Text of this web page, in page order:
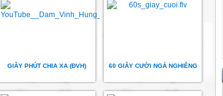
GIÂY PHÚT CHIA XA (ĐVH) 60 GIÂY CƯỜI NGẢ NGHIÊNG